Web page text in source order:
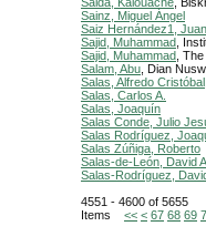
Saida, Kalouache,
Sainz, Miguel Ángel
Saiz Hernández1,
Sajid, Muhammad,
Sajid, Muhammad,
Salam, Abu, Dian
Salas, Alfredo Cristóbal
Salas, Carlos A.
Salas, Joaquín
Salas Conde, Julio
Salas Rodríguez,
Salas Zúñiga, Roberto
Salas-de-León, David
Salas-Rodríguez,
4551 - 4600 of 5655
Items << < 67 68 69